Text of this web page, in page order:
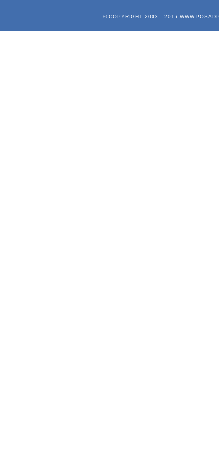
© COPYRIGHT 2003 - 2016